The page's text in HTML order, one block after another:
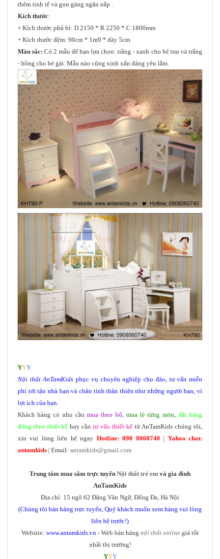
thêm tinh tế và gọn gàng ngăn nắp .
Kích thước:
+ Kích thước phủ bì: D 2150 * R 2250 * C 1800mm
+ Kích thước đệm: 90cm * 1m9 * dày 5cm
Màu sắc: Có 2 mẫu để bạn lựa chọn: trắng - xanh cho bé trai và trắng
- hồng cho bé gái. Mẫu nào cũng xinh xắn đáng yêu lắm.
YYY
Nội thấtAnTamKids phục vụ chuyên nghiệp chu đáo, tư vấn miễn
phí tới tận nhà bạn và chân tình thân thiện như những người bạn, vì
lợi ích của bạn.
Khách hàng có nhu cầumua theo bộ mua lẻ từng món đặt hàng
đóng theo thiết kế hay cần tư vấn thiết kế từ AnTamKids chúng tôi,
xin vui lòng liên hệ ngay Hotline: 090 8060740 | Yahoo chat:
antamkids | Email: antamkids@gmail.com
Trung tâm mua sắm trực tuyến Nội thất trẻ em và gia đình
AnTamKids
Địa chỉ: 15 ngõ 62 Đặng Văn Ngữ, Đống Đa, Hà Nội
(Chúng tôi bán hàng trực tuyến, Quý khách muốn xem hàng vui lòng
liên hệ trước!)
Website: www.antamkids.vn - Web bán hàng nội thất onlinegiá tốt
nhất thị trường!
YYY